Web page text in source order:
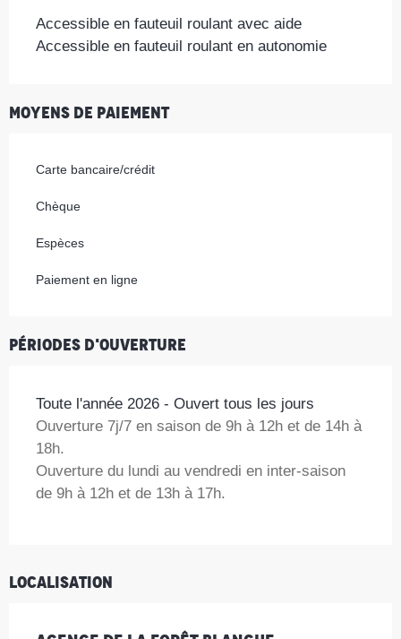
Accessible en fauteuil roulant avec aide
Accessible en fauteuil roulant en autonomie
Moyens de paiement
Carte bancaire/crédit
Chèque
Espèces
Paiement en ligne
Périodes d'ouverture
Toute l'année 2026 - Ouvert tous les jours
Ouverture 7j/7 en saison de 9h à 12h et de 14h à
18h.
Ouverture du lundi au vendredi en inter-saison
de 9h à 12h et de 13h à 17h.
Localisation